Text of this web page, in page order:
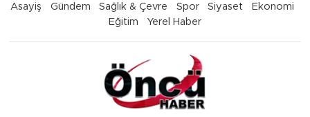
Asayiş Gündem Sağlık & Çevre Spor Siyaset
Ekonomi
Eğitim
Yerel Haber